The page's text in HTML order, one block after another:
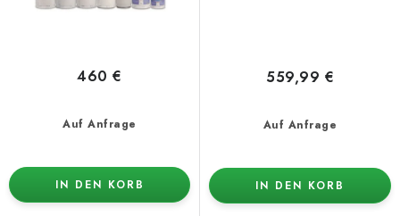
Auf Anfrage
460 €
IN DEN KORB
Auf Anfrage
559,99 €
IN DEN KORB